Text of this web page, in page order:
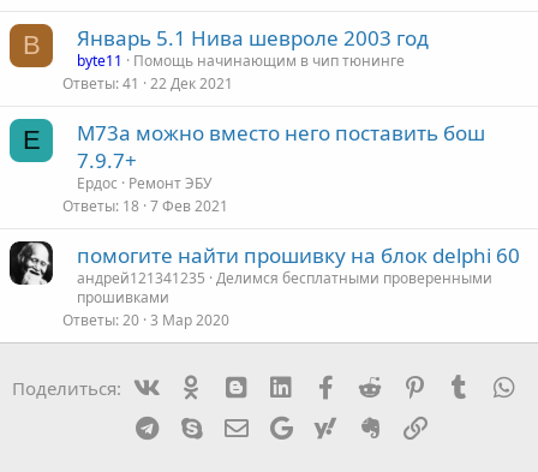
B Январь 5.1 Нива шевроле 2003 год
byte11
Помощь начинающим в чип тюнинге
Ответы 41 22 Дек 2021
Е
M73a можно вместо него поставить бош
7.9.7+
Ердос
Ремонт ЭБУ
Ответы 18 7 Фев 2021
помогите найти прошивку на блок delphi 60
андрей121341235 Делимся бесплатными проверенными
прошивками
Ответы 20 3 Мар 2020
Поделиться: Ok mes_blogger
Linked InFacebook
Reddit PinterestTumblr
Telegram
Skype Эл. почта
Google Yahoo Evernote